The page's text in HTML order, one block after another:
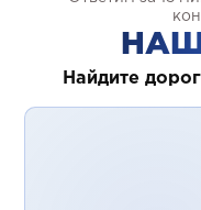
Найдите